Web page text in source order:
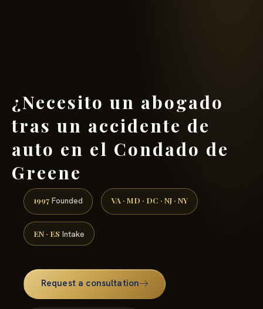
¿Necesito un abogado
tras un accidente de
auto en el Condado de
Greene
1997 Founded VA · MD · DC · NJ · NY
EN · ES Intake
Request a consultation